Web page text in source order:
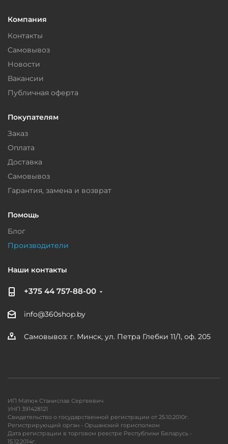
Компания
Контакты
Самовывоз
Новости
Вакансии
Публичная оферта
Покупателям
Заказ
Оплата
Доставка
Самовывоз
Гарантия, замена и возврат
Помощь
Блог
Производители
Наши контакты
+375 44 757-88-00
info@360shop.by
Самовывоз: г. Минск, ул. Петра Глебки 11/1, оф. 205
ИП Матюк Станислав Сергеевич
УНП 391428121
Свидетельство о государственной регистрации от 25.10.2010г.
Регистрирующий орган - Оршанский горисполком
Дата регистрации в торговом реестре Республики Беларусь -
15.12.2014г.